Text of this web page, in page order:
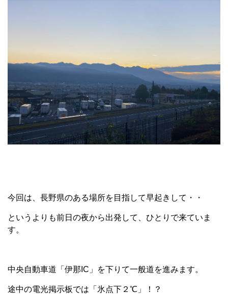
今回は、長野県のある場所を目指して早起きして・・
というよりも前日の夜から出発して、ひとりで来ていま
す。
中央自動車道「伊那IC」を下りて一般道を進みます。
途中の電光掲示板では「氷点下２℃」！？